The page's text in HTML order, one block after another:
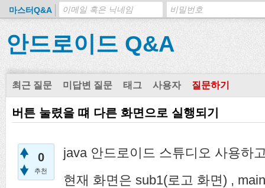
마스터Q&A
안드로이드 Q&A
최근 질문 미답변 질문 태그 사용자 질문하기
버튼 눌렸을 떄 다른 화면으로 실행되기
0
추천
java 안드로이드 스튜디오 사용하
현재 화면은 sub1(로고 화면) ,